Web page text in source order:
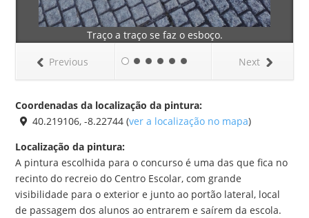
Traço a traço se faz o esboço.
Next
Previous
Coordenadas da localização da pintura:
40.219106, -8.22744 (ver a localização no mapa)
Localização da pintura:
A pintura escolhida para o concurso é uma das que fica no
recinto do recreio do Centro Escolar, com grande
visibilidade para o exterior e junto ao portão lateral, local
de passagem dos alunos ao entrarem e saírem da escola.